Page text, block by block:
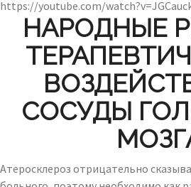
https://youtube.com/
НАРОДНЫЕ
СОСУДЫ
Атеросклероз отрицательно